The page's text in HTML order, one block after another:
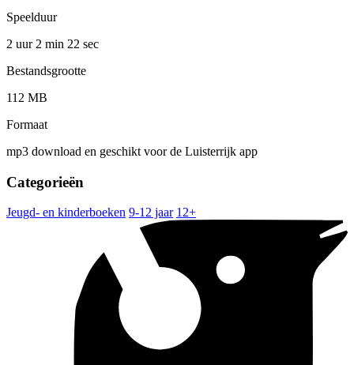
Speelduur
2 uur 2 min 22 sec
Bestandsgrootte
112 MB
Formaat
mp3 download en geschikt voor de Luisterrijk app
Categorieën
Jeugd- en kinderboeken 9-12 jaar 12+